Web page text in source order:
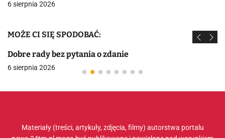
6 sierpnia 2026
MOŻE CI SIĘ SPODOBAĆ:
Dobre rady bez pytania o zdanie
6 sierpnia 2026
Materiały (treści, artykuły, zdjęcia, filmy) autorstwa portalu